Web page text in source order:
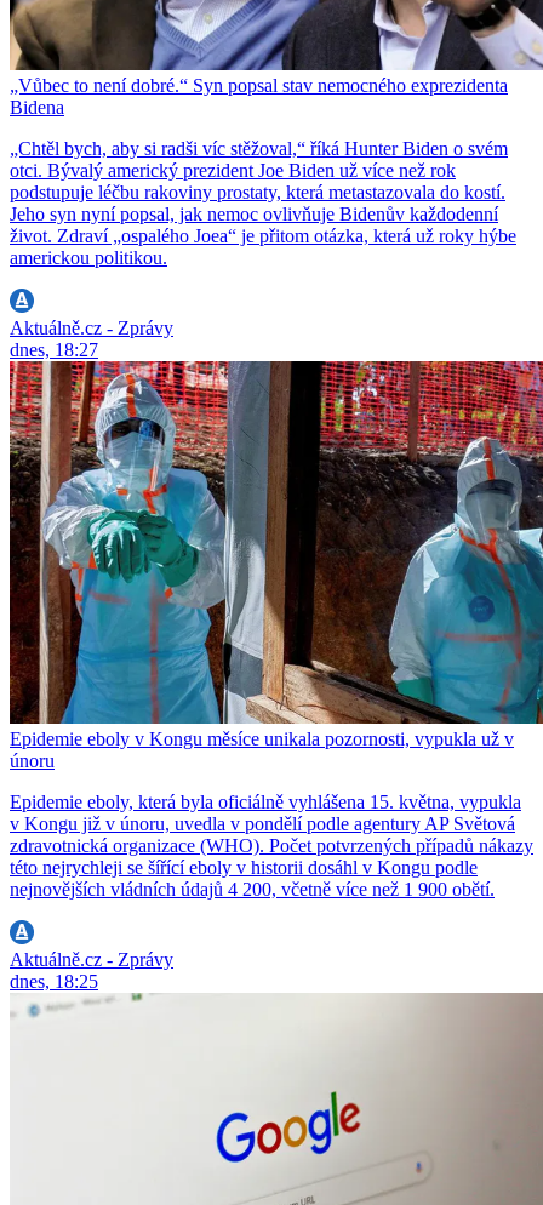
„Vůbec to není dobré.“ Syn popsal stav nemocného exprezidenta
Bidena
„Chtěl bych, aby si radši víc stěžoval,“ říká Hunter Biden o svém
otci. Bývalý americký prezident Joe Biden už více než rok
podstupuje léčbu rakoviny prostaty, která metastazovala do kostí.
Jeho syn nyní popsal, jak nemoc ovlivňuje Bidenův každodenní
život. Zdraví „ospalého Joea“ je přitom otázka, která už roky hýbe
americkou politikou.
Aktuálně.cz - Zprávy
dnes, 18:27
Epidemie eboly v Kongu měsíce unikala pozornosti, vypukla už v
únoru
Epidemie eboly, která byla oficiálně vyhlášena 15. května, vypukla
v Kongu již v únoru, uvedla v pondělí podle agentury AP Světová
zdravotnická organizace (WHO). Počet potvrzených případů nákazy
této nejrychleji se šířící eboly v historii dosáhl v Kongu podle
nejnovějších vládních údajů 4 200, včetně více než 1 900 obětí.
Aktuálně.cz - Zprávy
dnes, 18:25